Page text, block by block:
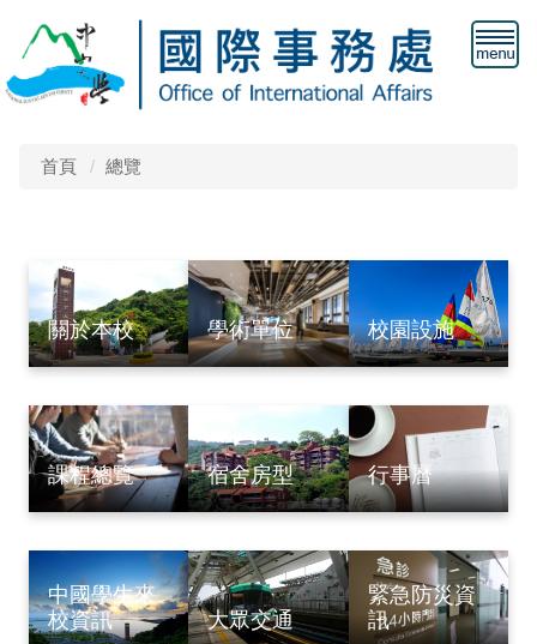
首頁 總覽
關於本校 學術單位 校園設施
課程總覽 宿舍房型 行事曆
中國學生來
校資訊
大眾交通
緊急防災資
訊